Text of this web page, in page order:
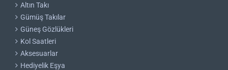
Altın Takı
Gümüş Takılar
Güneş Gözlükleri
Kol Saatleri
Aksesuarlar
Hediyelik Eşya